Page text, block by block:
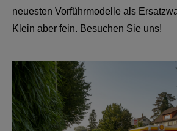
neuesten Vorführmodelle als
Klein aber fein. Besuchen Sie uns!